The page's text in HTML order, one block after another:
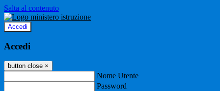
Salta al contenuto
Accedi
Accedi
button close ×
Nome Utente
Password